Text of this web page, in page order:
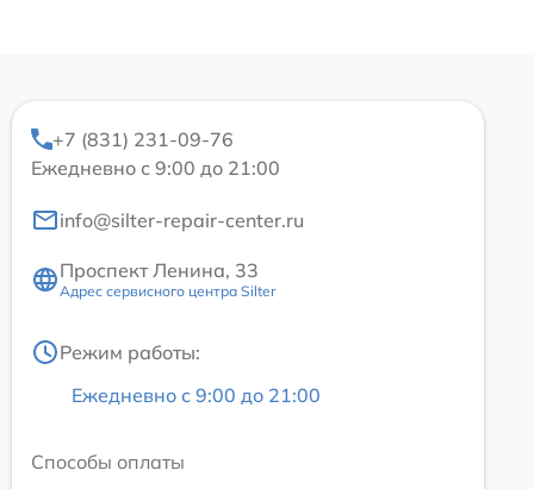
+7 (831) 231-09-76
Ежедневно с 9:00 до 21:00
info@silter-repair-center.ru
Проспект Ленина, 33
Адрес сервисного центра Silter
Режим работы:
Ежедневно с 9:00 до 21:00
Способы оплаты